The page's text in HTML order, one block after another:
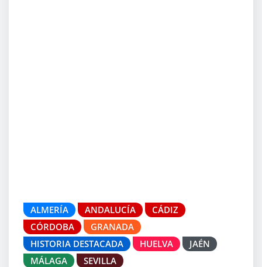
ALMERÍA ANDALUCÍA
CÁDIZ
CÓRDOBA
GRANADA
HISTORIA DESTACADA
HUELVA
JAÉN
MÁLAGA
SEVILLA